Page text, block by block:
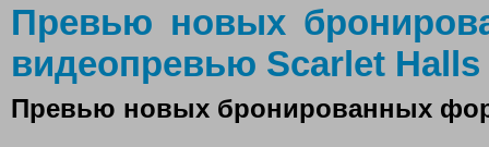
Превью новых
видеопревью Scarlet Halls
Превью новых бронированных